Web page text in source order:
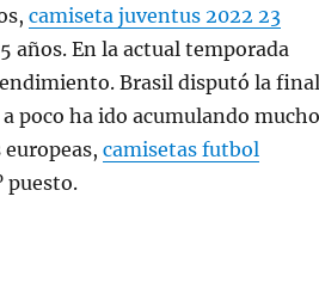
camiseta juventus 2022 23
años. En la actual temporada
Brasil disputó la final
poco ha ido acumulando
camisetas futbol
puesto.